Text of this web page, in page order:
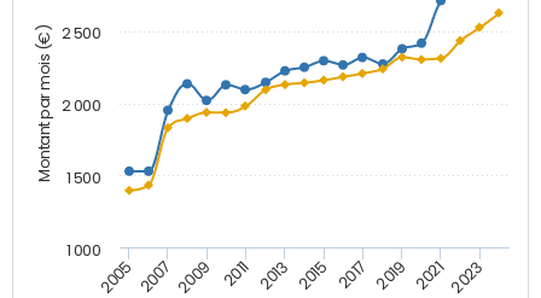
Montant par mois (€)
2005 2007 2009 2011 2013 2015 2017 2019 2021 2023
1 000
1 500
2 000
2 500